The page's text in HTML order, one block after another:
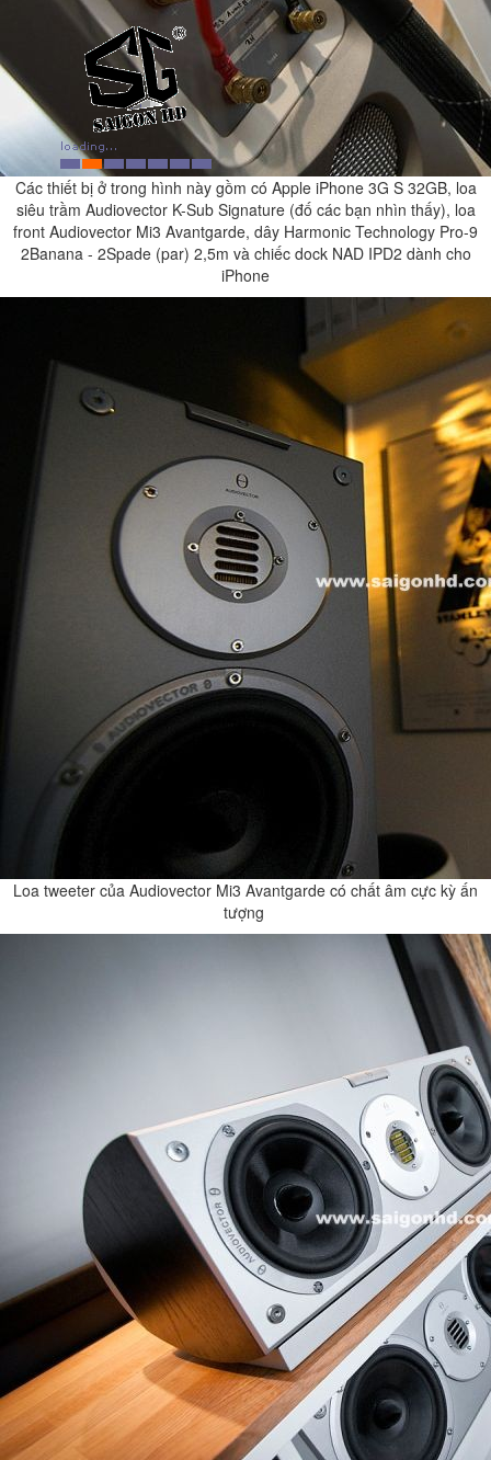
Các thiết bị ở trong hình này gồm có Apple iPhone 3G S 32GB, loa
siêu trầm Audiovector K-Sub Signature (đố các bạn nhìn thấy), loa
front Audiovector Mi3 Avantgarde, dây Harmonic Technology Pro-9
2Banana - 2Spade (par) 2,5m và chiếc dock NAD IPD2 dành cho
iPhone
Loa tweeter của Audiovector Mi3 Avantgarde có chất âm cực kỳ ấn
tượng